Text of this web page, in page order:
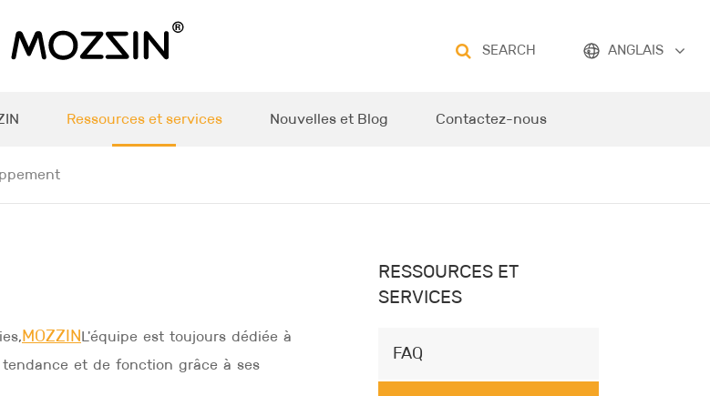
SEARCH ANGLAIS
Ressources et services Nouvelles et Blog Contactez-nous
MOZZINL'équipe est toujours dédiée à
et de fonction grâce à ses
RESSOURCES ET
SERVICES
FAQ